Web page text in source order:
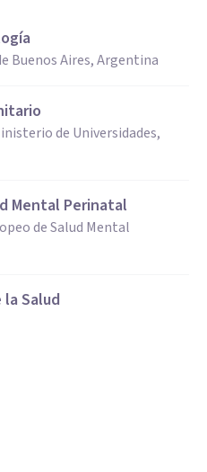
Buenos Aires, Argentina
de Universidades,
Mental Perinatal
de Salud Mental
Salud